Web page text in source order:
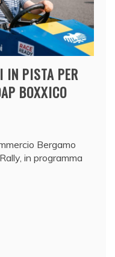
IN PISTA PER
BOXXICO
Bergamo
in programma